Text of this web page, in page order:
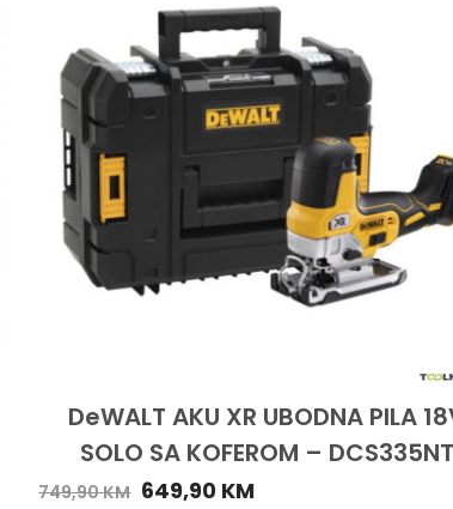
DeWALT AKU XR UBODNA PILA
SOLO SA KOFEROM – DCS335NT
749,90KM 649,90 KM